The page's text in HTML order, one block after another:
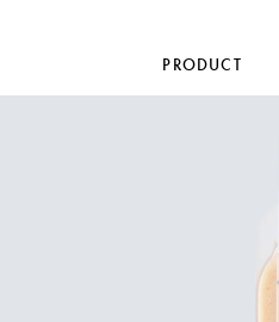
PRODUCT